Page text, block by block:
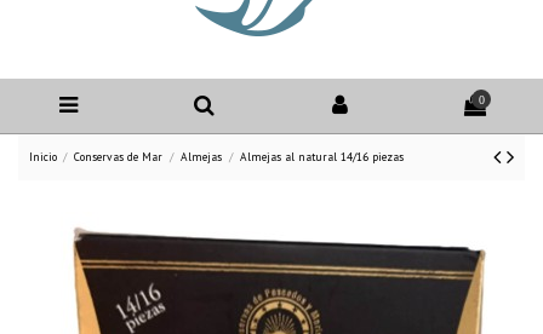
0
Inicio Conservas de Mar Almejas Almejas al natural 14/16 piezas